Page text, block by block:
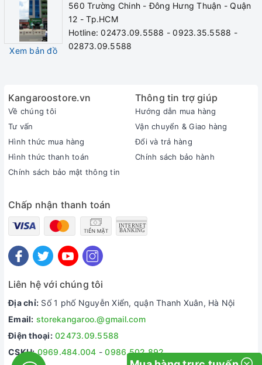
1. Đặc tính sản phẩm
Tiện dụng, dễ dùng với 2 vòi riêng biệt nóng, lạnh.
• Làm lạnh bằng block.
phong phú.
KG34F
Điện áp/tần số sử dụng
AV
Công suất lạnh
Xem bản đồ
560 Trường Chinh - Đông Hưng Thuận - Quận
12 - Tp.HCM
Hotline: 02473.09.5588 - 0923.35.5588 -
02873.09.5588
Kangaroostore.vn
Về chúng tôi
Tư vấn
Hình thức mua hàng
Hình thức thanh toán
Chính sách bảo mật thông tin
Thông tin trợ giúp
Hướng dẫn mua hàng
Vận chuyển & Giao hàng
Đổi và trả hàng
Chính sách bảo hành
Chấp nhận thanh toán
Liên hệ với chúng tôi
Địa chỉ: Số 1 phố Nguyễn Xiển, quận Thanh Xuân, Hà Nội
Email: storekangaroo.@gmail.com
Điện thoại: 02473.09.5588
CSKH: 0969.484.004 -0986.502.892